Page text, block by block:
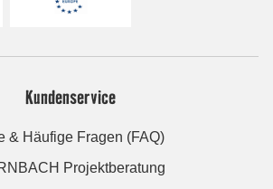
Kundenservice
& Häufige Fragen (FAQ)
Projektberatung